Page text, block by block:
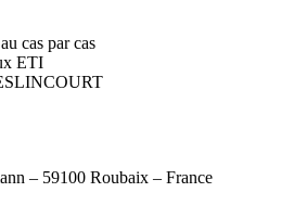
cas par cas
ETI
– 59100 Roubaix – France